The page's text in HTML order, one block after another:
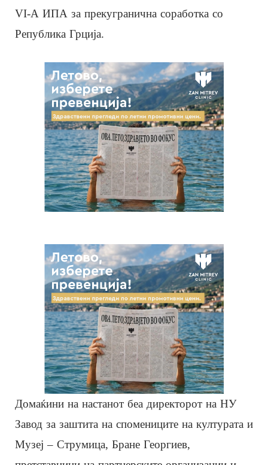
VI-А ИПА за прекугранична соработка со
Република Грција.
Домаќини на настанот беа директорот на НУ
Завод за заштита на спомениците на културата и
Музеј – Струмица, Бране Георгиев,